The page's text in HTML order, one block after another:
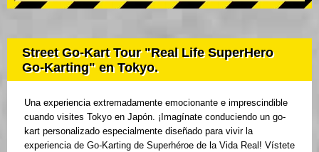
Street Go-Kart Tour "Real Life SuperHero
Go-Karting" en Tokyo.
Una experiencia extremadamente emocionante e imprescindible
cuando visites Tokyo en Japón. ¡Imagínate conduciendo un go-
kart personalizado especialmente diseñado para vivir la
experiencia de Go-Karting de Superhéroe de la Vida Real! Vístete